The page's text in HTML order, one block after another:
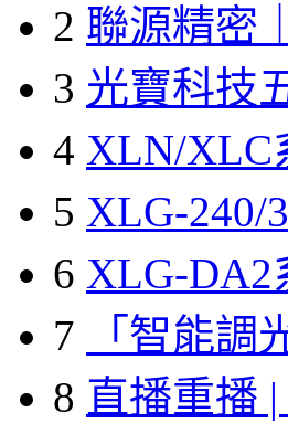
2 聯源精密
3 光寶科技
4 XLN/XLC
5 XLG-240/
6 XLG-DA2
7
「智能調
8 直播重播